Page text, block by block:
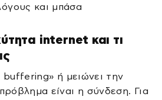
και μπάσα
internet και τι
buffering» ή μειώνει την
είναι η σύνδεση. Για